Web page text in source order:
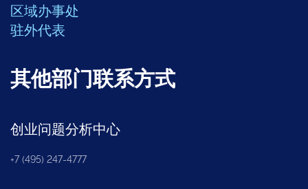
区域办事处
驻外代表
其他部门联系方式
创业问题分析中心
+7 (495) 247-4777